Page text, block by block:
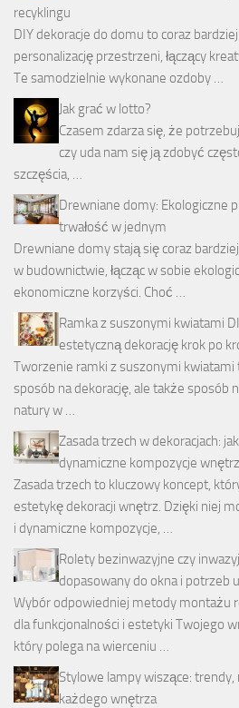
recyklingu
DIY dekoracje do domu to coraz
personalizację przestrzeni, łączący
Te samodzielnie wykonane ozdoby …
Jak grać w lotto?
Czasem zdarza się, że
czy uda nam się ją zdobyć
szczęścia, …
Drewniane domy: Ekologiczne
trwałość w jednym
Drewniane domy stają się coraz
w budownictwie, łącząc w sobie
ekonomiczne korzyści. Choć …
Ramka z suszonymi kwiatami
estetyczną dekorację krok po
Tworzenie ramki z suszonymi
sposób na dekorację, ale także sposób
natury w …
Zasada trzech w dekoracjach:
dynamiczne kompozycje wnętrz
Zasada trzech to kluczowy koncept,
estetykę dekoracji wnętrz. Dzięki niej
i dynamiczne kompozycje, …
Rolety bezinwazyjne czy
dopasowany do okna i potrzeb
Wybór odpowiedniej metody montażu
dla funkcjonalności i estetyki Twojego
który polega na wierceniu …
Stylowe lampy wiszące: trendy,
każdego wnętrza